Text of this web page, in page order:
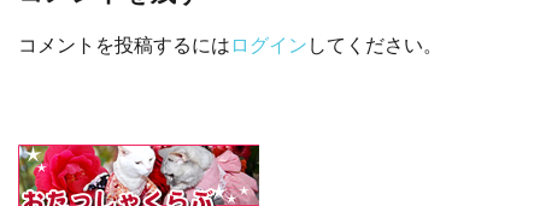
コメントを投稿するには ログイン してください。